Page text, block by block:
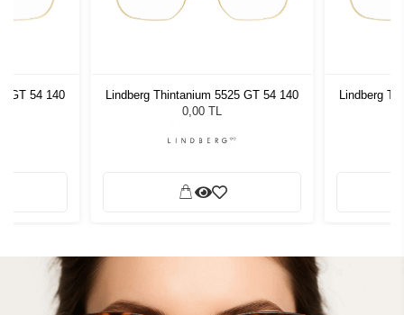
GT 54 140
Lindberg Thintanium 5525 GT 54 140
0,00 TL
Lindberg